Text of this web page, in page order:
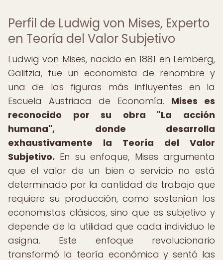
Perfil de Ludwig von Mises, Experto
en Teoría del Valor Subjetivo
Ludwig von Mises, nacido en 1881 en Lemberg,
Galitzia, fue un economista de renombre y
una de las figuras más influyentes en la
Escuela Austriaca de Economía. Mises es
reconocido por su obra "La acción
humana", donde desarrolla
exhaustivamente la Teoría del Valor
Subjetivo. En su enfoque, Mises argumenta
que el valor de un bien o servicio no está
determinado por la cantidad de trabajo que
requiere su producción, como sostenían los
economistas clásicos, sino que es subjetivo y
depende de la utilidad que cada individuo le
asigna. Este enfoque revolucionario
transformó la teoría económica y sentó las